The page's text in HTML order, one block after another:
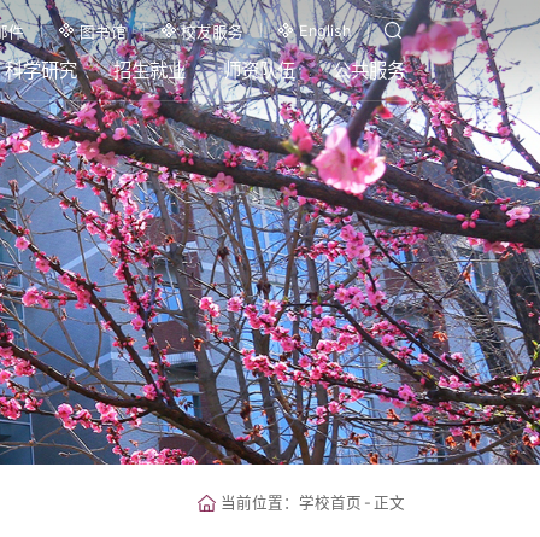
件 图书馆 校友服务 English
科学研究 招生就业 师资队伍 公共服务
当前位置： 学校首页 - 正文